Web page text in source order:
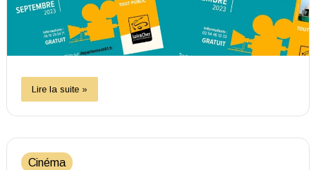
Lire la suite »
Cinéma